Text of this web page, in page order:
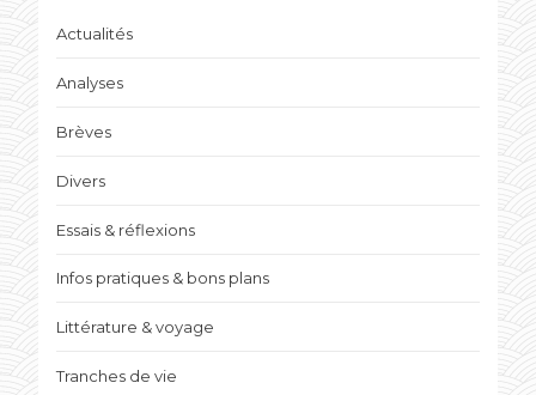
Actualités
Analyses
Brèves
Divers
Essais & réflexions
Infos pratiques & bons plans
Littérature & voyage
Tranches de vie